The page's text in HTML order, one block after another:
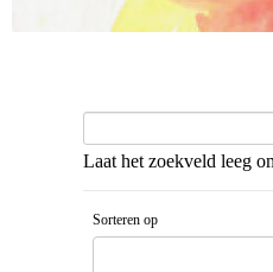
Laat het zoekveld leeg
Sorteren op